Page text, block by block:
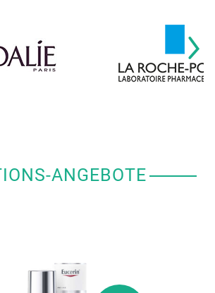
ANGEBOTE